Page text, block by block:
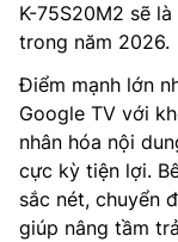
K-75S20M2 sẽ
trong năm 2026.
Điểm mạnh lớn
Google TV với
nhân hóa nội
cực kỳ tiện lợi.
sắc nét, chuyển
giúp nâng tầm